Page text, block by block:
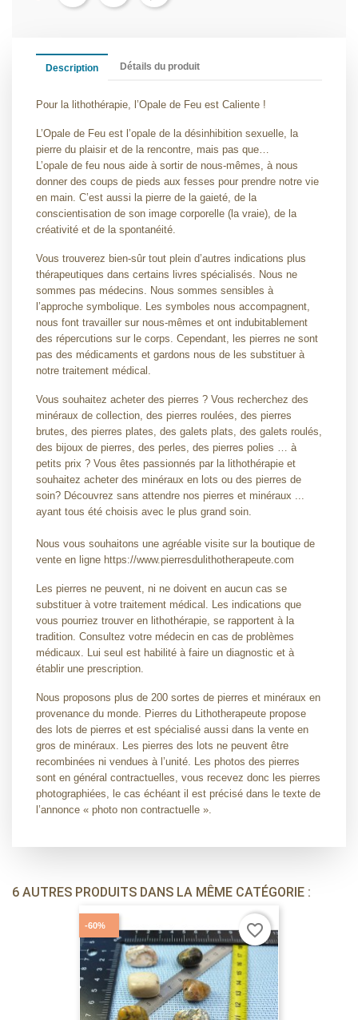
Description Détails du produit
Pour la lithothérapie, l’Opale de Feu est Caliente !
L’Opale de Feu est l’opale de la désinhibition sexuelle, la
pierre du plaisir et de la rencontre, mais pas que…
L’opale de feu nous aide à sortir de nous-mêmes, à nous
donner des coups de pieds aux fesses pour prendre notre vie
en main. C’est aussi la pierre de la gaieté, de la
conscientisation de son image corporelle (la vraie), de la
créativité et de la spontanéité.
Vous trouverez bien-sûr tout plein d’autres indications plus
thérapeutiques dans certains livres spécialisés. Nous ne
sommes pas médecins. Nous sommes sensibles à
l’approche symbolique. Les symboles nous accompagnent,
nous font travailler sur nous-mêmes et ont indubitablement
des répercutions sur le corps. Cependant, les pierres ne sont
pas des médicaments et gardons nous de les substituer à
notre traitement médical.
Vous souhaitez acheter des pierres ? Vous recherchez des
minéraux de collection, des pierres roulées, des pierres
brutes, des pierres plates, des galets plats, des galets roulés,
des bijoux de pierres, des perles, des pierres polies … à
petits prix ? Vous êtes passionnés par la lithothérapie et
souhaitez acheter des minéraux en lots ou des pierres de
soin? Découvrez sans attendre nos pierres et minéraux ...
ayant tous été choisis avec le plus grand soin.
Nous vous souhaitons une agréable visite sur la boutique de
vente en ligne https://www.pierresdulithotherapeute.com
Les pierres ne peuvent, ni ne doivent en aucun cas se
substituer à votre traitement médical. Les indications que
vous pourriez trouver en lithothérapie, se rapportent à la
tradition. Consultez votre médecin en cas de problèmes
médicaux. Lui seul est habilité à faire un diagnostic et à
établir une prescription.
Nous proposons plus de 200 sortes de pierres et minéraux en
provenance du monde. Pierres du Lithotherapeute propose
des lots de pierres et est spécialisé aussi dans la vente en
gros de minéraux. Les pierres des lots ne peuvent être
recombinées ni vendues à l’unité. Les photos des pierres
sont en général contractuelles, vous recevez donc les pierres
photographiées, le cas échéant il est précisé dans le texte de
l’annonce « photo non contractuelle ».
6 AUTRES PRODUITS DANS LA MÊME CATÉGORIE :
-60% favorite_border